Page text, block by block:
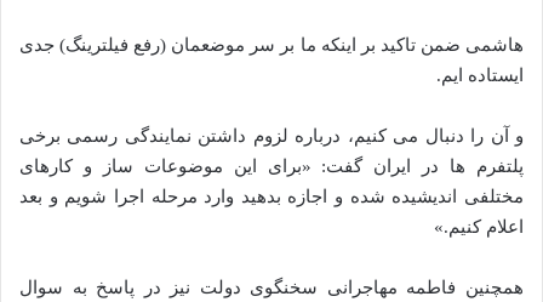
هاشمی ضمن تاکید بر اینکه ما بر سر موضعمان (رفع فیلترینگ) جدی
ایستاده ایم.
و آن را دنبال می‌ کنیم، درباره لزوم داشتن نمایندگی رسمی برخی
پلتفرم‌ ها در ایران گفت: «برای این موضوعات ساز و کار‌های
مختلفی اندیشیده شده‌ و اجازه بدهید وارد مرحله اجرا شویم و بعد
اعلام کنیم.»
همچنین فاطمه مهاجرانی سخنگوی دولت نیز در پاسخ به سوال